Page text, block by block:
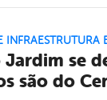
INFRAESTRUTURA
Jardim se
são do